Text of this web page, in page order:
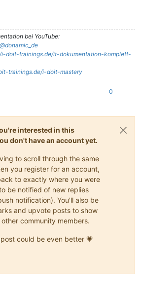
bei YouTube:
i-doit-trainings.de/it-dokumentation-komplett-
trainings.de/i-doit-mastery
0
interested in this
don't have an account yet.
to scroll through the same
you register for an account,
to exactly where you were
be notified of new replies
notification). You'll also be
and upvote posts to show
community members.
could be even better 💗